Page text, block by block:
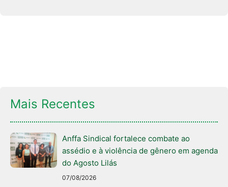
Mais Recentes
Anffa Sindical fortalece combate ao
assédio e à violência de gênero em agenda
do Agosto Lilás
07/08/2026